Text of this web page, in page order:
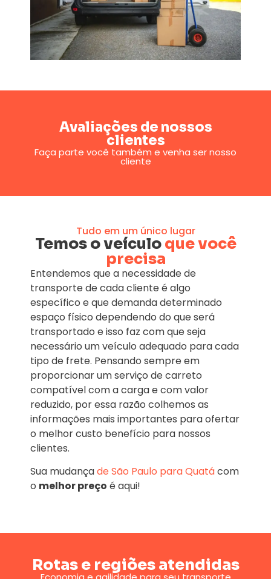
Avaliações de nossos
clientes
Faça parte você também e venha ser nosso
cliente
Tudo em um único lugar
Temos o veículoque você
precisa
Entendemos que a necessidade de
transporte de cada cliente é algo
específico e que demanda determinado
espaço físico dependendo do que será
transportado e isso faz com que seja
necessário um veículo adequado para cada
tipo de frete. Pensando sempre em
proporcionar um serviço de carreto
compatível com a carga e com valor
reduzido, por essa razão colhemos as
informações mais importantes para ofertar
o melhor custo benefício para nossos
clientes.
Sua mudançade São Paulo para Quatácom
o melhor preço é aqui!
Rotas e regiões atendidas